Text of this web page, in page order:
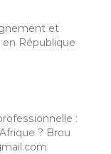
et
République
:
? Brou